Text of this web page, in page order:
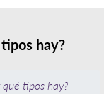
hay?
tipos hay?